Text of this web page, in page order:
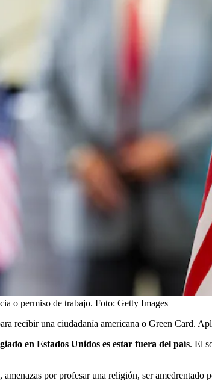
o permiso de trabajo. Foto: Getty Images
recibir una ciudadanía americana o Green Card.
en Estados Unidos es estar fuera del país. El
por profesar una religión, ser